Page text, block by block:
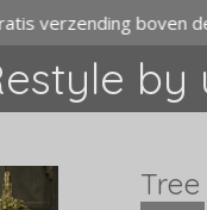
by
verzending boven